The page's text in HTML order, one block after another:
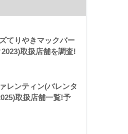
てりやきマックバー
取扱店舗を調査!
レンティン(バレンタ
取扱店舗一覧!予